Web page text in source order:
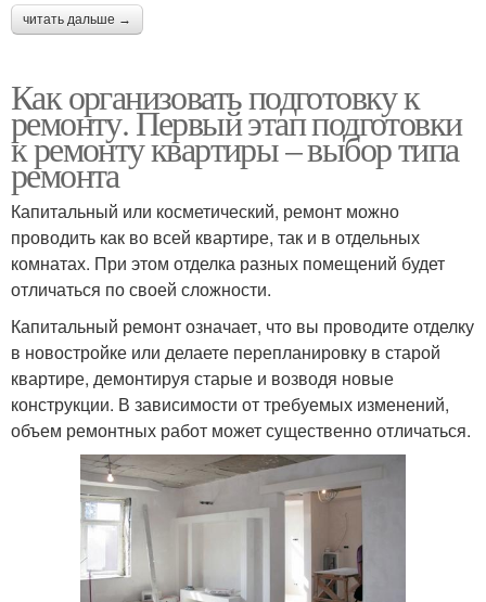
читать дальше →
Как организовать подготовку к
ремонту. Первый этап подготовки
к ремонту квартиры – выбор типа
ремонта
Капитальный или косметический, ремонт можно
проводить как во всей квартире, так и в отдельных
комнатах. При этом отделка разных помещений будет
отличаться по своей сложности.
Капитальный ремонт означает, что вы проводите отделку
в новостройке или делаете перепланировку в старой
квартире, демонтируя старые и возводя новые
конструкции. В зависимости от требуемых изменений,
объем ремонтных работ может существенно отличаться.